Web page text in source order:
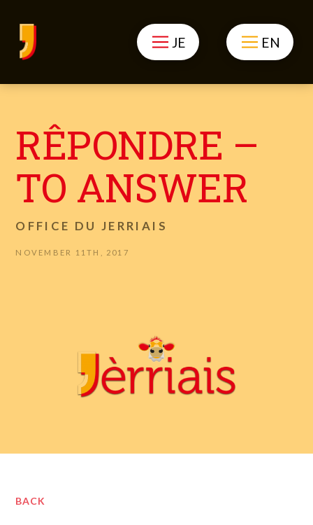
JE EN
RÊPONDRE –
TO ANSWER
OFFICE DU JERRIAIS
NOVEMBER 11TH, 2017
BACK